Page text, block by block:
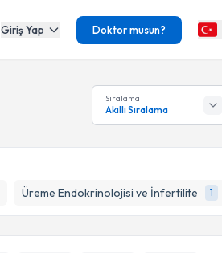
Giriş Yap Doktor musun?
Sıralama
Akıllı Sıralama
Üreme Endokrinolojisi ve İnfertilite 1